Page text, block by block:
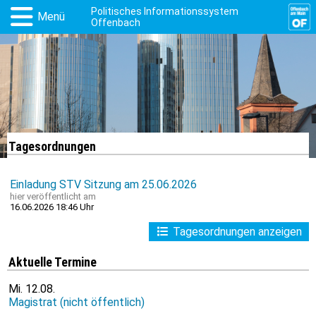
Menü
Politisches Informationssystem
Offenbach
Tagesordnungen
Einladung STV Sitzung am 25.06.2026
hier veröffentlicht am
16.06.2026 18:46 Uhr
Tagesordnungen anzeigen
Aktuelle Termine
Mi. 12.08.
Magistrat (nicht öffentlich)